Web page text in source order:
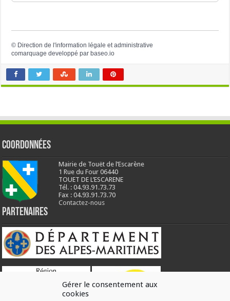
Gérer le consentement aux
cookies
© Direction de l'information légale et administrative
comarquage developpé parbaseo.io
Coordonnées
Mairie de Touët de l’Escarène
1 Rue du Four 06440
TOUET DE L’ESCARENE
Tél. : 04.93.91.73.73
Fax : 04.93.91.73.70
Contactez-nous
Partenaires